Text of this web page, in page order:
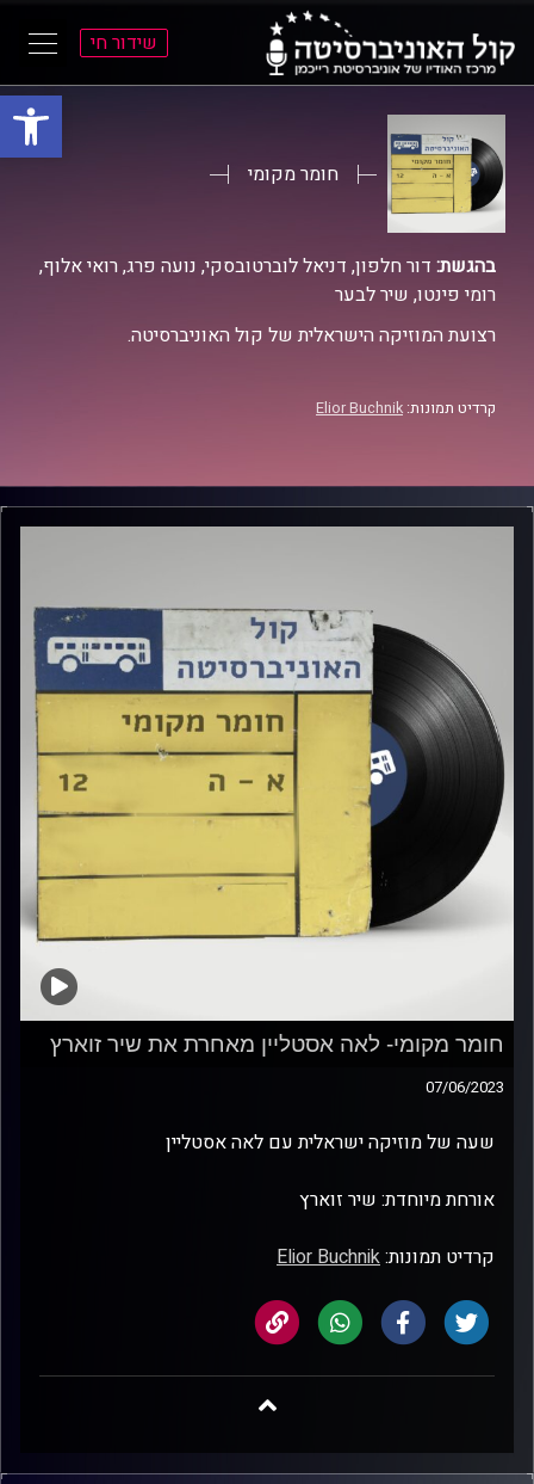
פתח
הראשי
הראשי
שידור חי
חומר מקומי
בהגשת: דור חלפון, דניאל לוברטובסקי, נועה פרג, רואי אלוף,
רומי פינטו, שיר לבער
רצועת המוזיקה הישראלית של קול האוניברסיטה.
קרדיט תמונות: Elior Buchnik
חומר מקומי- לאה אסטליין מאחרת את שיר זוארץ
07/06/2023
שעה של מוזיקה ישראלית עם לאה אסטליין
אורחת מיוחדת: שיר זוארץ
קרדיט תמונות:Elior Buchnik